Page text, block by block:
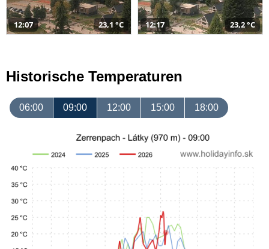
12:07 23,1 °C 12:17 23,2 °C
Historische Temperaturen
06:00 09:00 12:00 15:00 18:00